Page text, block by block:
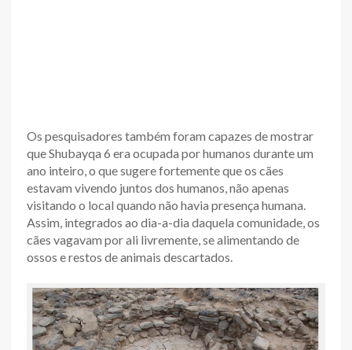
Os pesquisadores também foram capazes de mostrar
que Shubayqa 6 era ocupada por humanos durante um
ano inteiro, o que sugere fortemente que os cães
estavam vivendo juntos dos humanos, não apenas
visitando o local quando não havia presença humana.
Assim, integrados ao dia-a-dia daquela comunidade, os
cães vagavam por ali livremente, se alimentando de
ossos e restos de animais descartados.